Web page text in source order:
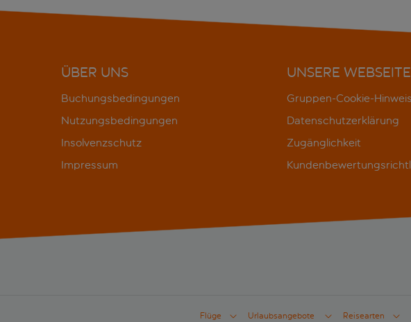
ÜBER UNS
Buchungsbedingungen
Nutzungsbedingungen
Insolvenzschutz
Impressum
UNSERE WEBSEITE
Gruppen-Cookie-Hinweis
Datenschutzerklärung
Zugänglichkeit
Flüge Urlaubsangebote Reisearten